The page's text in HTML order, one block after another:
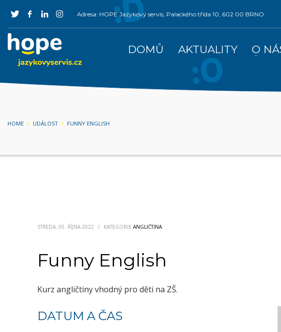
Adresa: HOPE Jazykový servis, Palackého třída 10, 602 00 BRNO
DOMŮ AKTUALITY O
HOME UDÁLOST FUNNY ENGLISH
STŘEDA, 05. ŘÍJNA 2022 / KATEGORIE ANGLIČTINA
Funny English
Kurz angličtiny vhodný pro děti na ZŠ.
DATUM A ČAS